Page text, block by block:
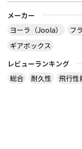
メーカー
ヨーラ（Joola）
フ
ギアボックス
レビューランキング
総合
耐久性 飛行性